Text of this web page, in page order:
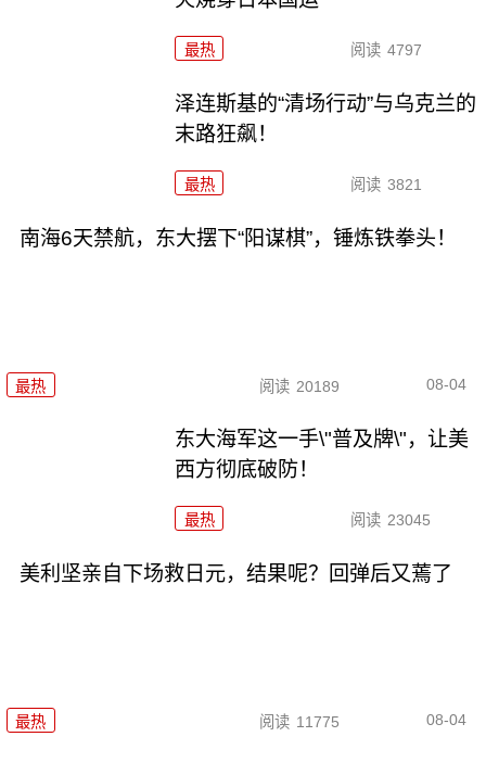
最热 阅读 4797
泽连斯基的“清场行动”与乌克兰的
末路狂飙！
最热 阅读 3821
南海6天禁航，东大摆下“阳谋棋”，锤炼铁拳头！
最热 阅读 20189 08-04
东大海军这一手\"普及牌\"，让美
西方彻底破防！
最热 阅读 23045
美利坚亲自下场救日元，结果呢？回弹后又蔫了
最热 阅读 11775 08-04